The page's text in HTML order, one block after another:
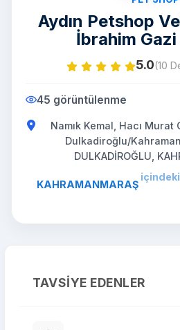
Aydın Petshop
İbrahim Gazi
5.0(10
45 görüntülenme
Namık Kemal, Hacı Murat
Dulkadiroğlu/
DULKADİROĞLU,
KAHRAMANMARAŞ
içindeki
TAVSIYE EDENLER